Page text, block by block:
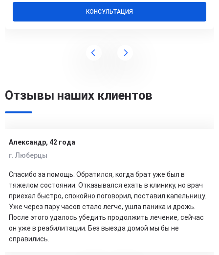
КОНСУЛЬТАЦИЯ
Отзывы наших клиентов
Александр, 42 года
г. Люберцы
Спасибо за помощь. Обратился, когда брат уже был в
тяжелом состоянии. Отказывался ехать в клинику, но врач
приехал быстро, спокойно поговорил, поставил капельницу.
Уже через пару часов стало легче, ушла паника и дрожь.
После этого удалось убедить продолжить лечение, сейчас
он уже в реабилитации. Без выезда домой мы бы не
справились.